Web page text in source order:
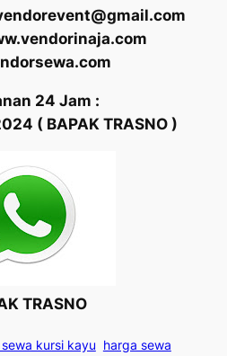
24 Jam :
( BAPAK TRASNO )
TRASNO
kursi kayu harga sewa